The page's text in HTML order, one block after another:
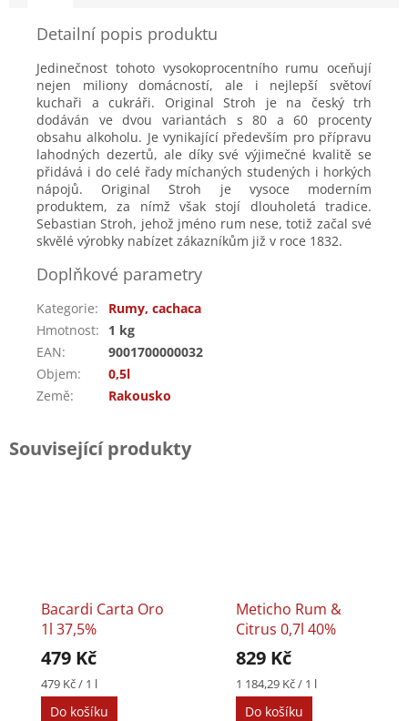
Detailní popis produktu
Jedinečnost tohoto vysokoprocentního rumu oceňují
nejen miliony domácností, ale i nejlepší světoví
kuchaři a cukráři. Original Stroh je na český trh
dodáván ve dvou variantách s 80 a 60 procenty
obsahu alkoholu. Je vynikající především pro přípravu
lahodných dezertů, ale díky své výjimečné kvalitě se
přidává i do celé řady míchaných studených i horkých
nápojů. Original Stroh je vysoce moderním
produktem, za nímž však stojí dlouholetá tradice.
Sebastian Stroh, jehož jméno rum nese, totiž začal své
skvělé výrobky nabízet zákazníkům již v roce 1832.
Doplňkové parametry
Kategorie:
Rumy, cachaca
Hmotnost:
1 kg
EAN:
9001700000032
Objem:
0,5l
Země: Rakousko
Související produkty
Bacardi Carta Oro
1l 37,5%
479 Kč
Měrná
cena:
479 Kč / 1 l
Do košíku
Meticho Rum &
Citrus 0,7l 40%
829 Kč
Měrná
cena:
1 184,29 Kč / 1 l
Do košíku